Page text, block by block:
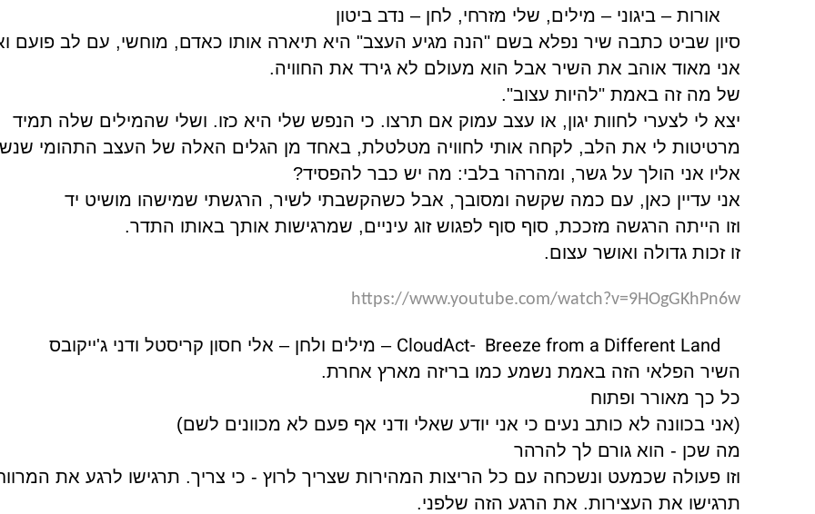
אורות – ביגוני – מילים, שלי מזרחי, לחן – נדב ביטון
סיון שביט כתבה שיר נפלא בשם "הנה מגיע העצב" היא תיארה אותו כאדם, מוחשי, עם לב פועם
אני מאוד אוהב את השיר אבל הוא מעולם לא גירד את החוויה.
של מה זה באמת "להיות עצוב".
יצא לי לצערי לחוות יגון, או עצב עמוק אם תרצו. כי הנפש שלי היא כזו. ושלי שהמילים שלה תמיד
מרטיטות לי את הלב, לקחה אותי לחוויה מטלטלת, באחד מן הגלים האלה של העצב התהומי
אליו אני הולך על גשר, ומהרהר בלבי: מה יש כבר להפסיד?
אני עדיין כאן, עם כמה שקשה ומסובך, אבל כשהקשבתי לשיר, הרגשתי שמישהו מושיט יד
וזו הייתה הרגשה מזככת, סוף סוף לפגוש זוג עיניים, שמרגישות אותך באותו התדר.
זו זכות גדולה ואושר עצום.
https://www.youtube.com/watch?v=9HOgGKhPn6w
CloudAct- Breeze from a Different Land – מילים ולחן – אלי חסון קריסטל ודני ג'ייקובס
השיר הפלאי הזה באמת נשמע כמו בריזה מארץ אחרת.
כל כך מאורר ופתוח
(אני בכוונה לא כותב נעים כי אני יודע שאלי ודני אף פעם לא מכוונים לשם)
מה שכן - הוא גורם לך להרהר
וזו פעולה שכמעט ונשכחה עם כל הריצות המהירות שצריך לרוץ - כי צריך. תרגישו לרגע את
תרגישו את העצירות. את הרגע הזה שלפני.